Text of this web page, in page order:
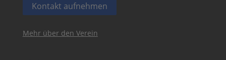
Kontakt aufnehmen
Mehr über den Verein